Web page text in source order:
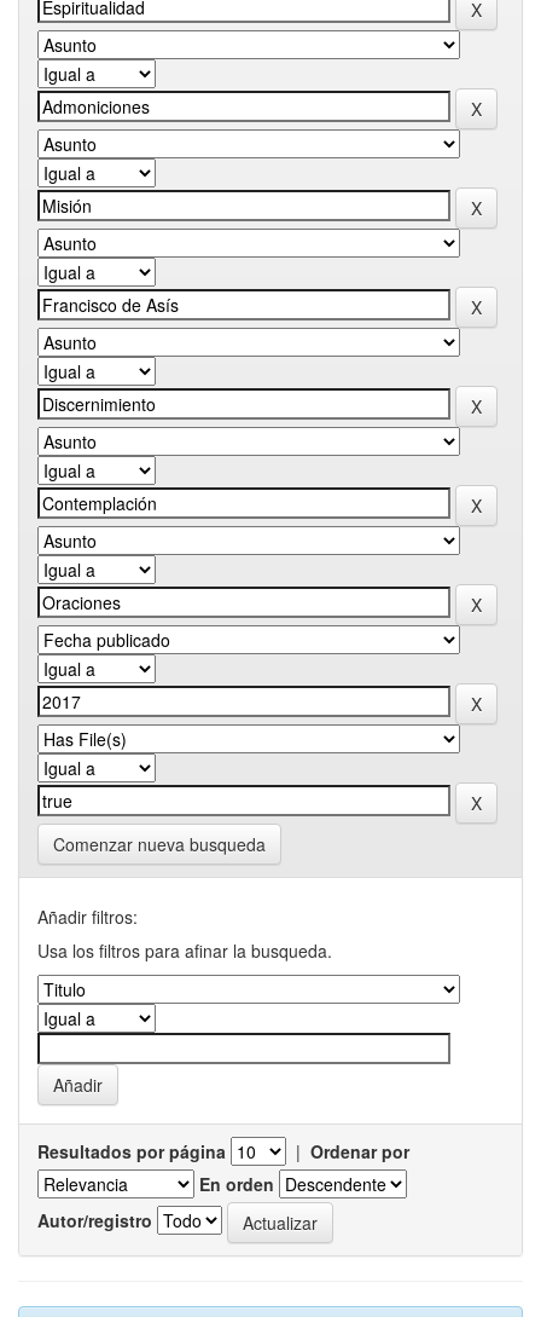
Comenzar nueva busqueda
Añadir filtros:
Usa los filtros para afinar la busqueda.
Resultados por página | Ordenar por
En orden
Autor/registro